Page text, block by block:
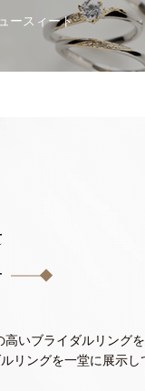
ースィート
高いブライダルリング
リングを一堂に展示し